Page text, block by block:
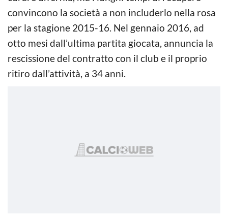
convincono la società a non includerlo nella rosa
per la stagione 2015-16. Nel gennaio 2016, ad
otto mesi dall’ultima partita giocata, annuncia la
rescissione del contratto con il club e il proprio
ritiro dall’attività, a 34 anni.